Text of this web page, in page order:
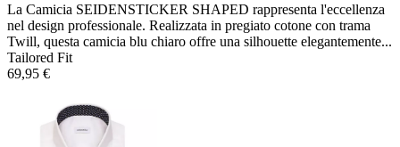
La Camicia SEIDENSTICKER SHAPED rappresenta l'eccellenza
nel design professionale. Realizzata in pregiato cotone con trama
Twill, questa camicia blu chiaro offre una silhouette elegantemente...
Tailored Fit
69,95 €